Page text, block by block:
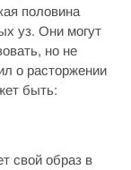
половина
уз. Они могут
но не
о расторжении
быть:
свой образ в